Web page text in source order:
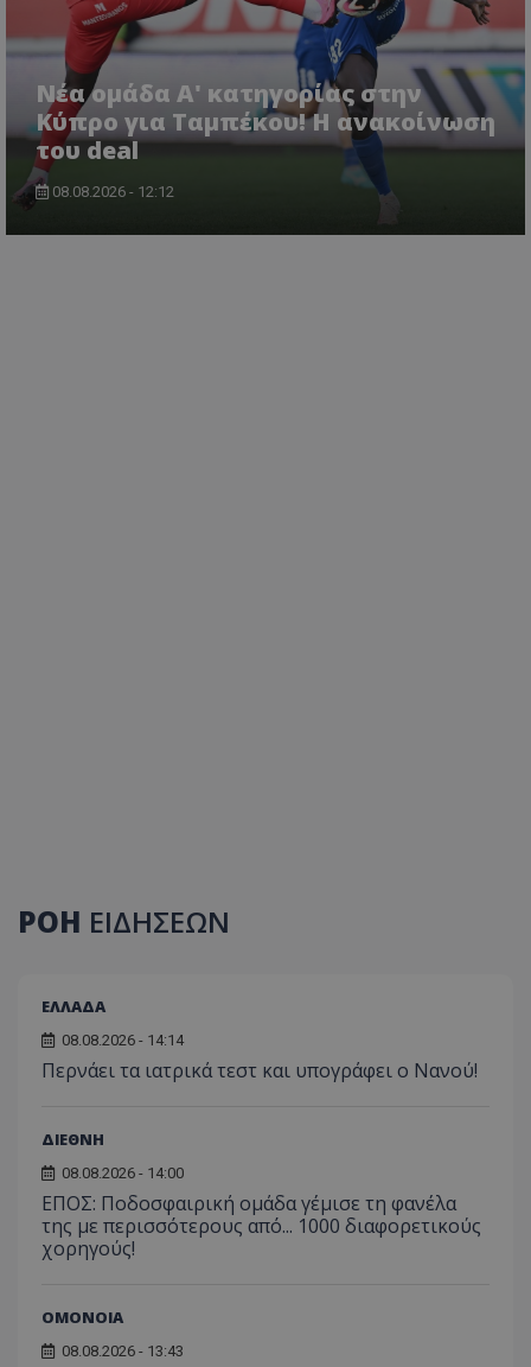
Νέα ομάδα Α' κατηγορίας στην
Κύπρο για Ταμπέκου! Η ανακοίνωση
του deal
08.08.2026 - 12:12
ΡΟΗ ΕΙΔΗΣΕΩΝ
ΕΛΛΑΔΑ
08.08.2026 - 14:14
Περνάει τα ιατρικά τεστ και υπογράφει ο Νανού!
ΔΙΕΘΝΗ
08.08.2026 - 14:00
ΕΠΟΣ: Ποδοσφαιρική ομάδα γέμισε τη φανέλα
της με περισσότερους από... 1000 διαφορετικούς
χορηγούς!
ΟΜΟΝΟΙΑ
08.08.2026 - 13:43